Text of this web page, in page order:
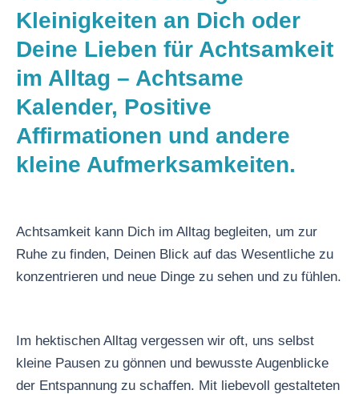
Kleinigkeiten an Dich oder
Deine Lieben für Achtsamkeit
im Alltag – Achtsame
Kalender, Positive
Affirmationen und andere
kleine Aufmerksamkeiten.
Achtsamkeit kann Dich im Alltag begleiten, um zur
Ruhe zu finden, Deinen Blick auf das Wesentliche zu
konzentrieren und neue Dinge zu sehen und zu fühlen.
Im hektischen Alltag vergessen wir oft, uns selbst
kleine Pausen zu gönnen und bewusste Augenblicke
der Entspannung zu schaffen. Mit liebevoll gestalteten